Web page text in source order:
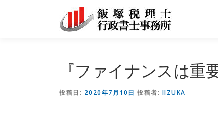
『ファイナンスは重
投稿日: 2020年7月10日 投稿者: IIZUKA